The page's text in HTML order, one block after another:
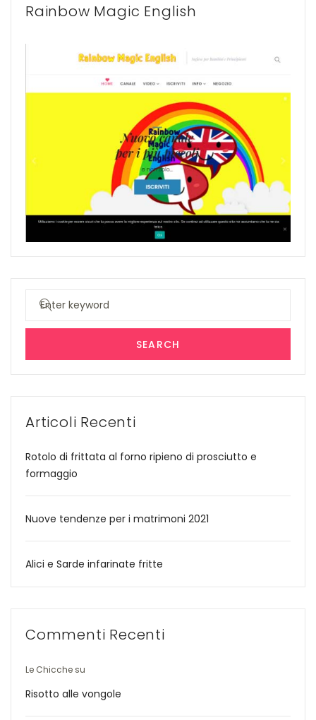
Rainbow Magic English
Search
SEARCH
Articoli Recenti
Rotolo di frittata al forno ripieno di prosciutto e
formaggio
Nuove tendenze per i matrimoni 2021
Alici e Sarde infarinate fritte
Commenti Recenti
Le Chicche su
Risotto alle vongole